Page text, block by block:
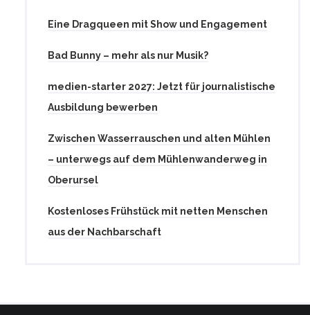
Eine Dragqueen mit Show und Engagement
Bad Bunny – mehr als nur Musik?
medien-starter 2027: Jetzt für journalistische
Ausbildung bewerben
Zwischen Wasserrauschen und alten Mühlen
– unterwegs auf dem Mühlenwanderweg in
Oberursel
Kostenloses Frühstück mit netten Menschen
aus der Nachbarschaft